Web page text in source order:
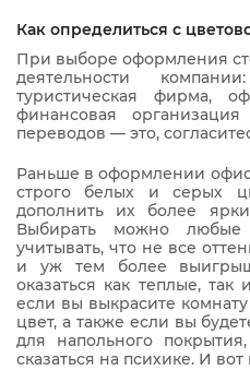
Как определиться с
При выборе оформления
деятельности
туристическая фирма,
финансовая
переводов — это,
Раньше в оформлении
строго белых и серых
дополнить их более
Выбирать можно
учитывать, что не все
и уж тем более
оказаться как теплые,
если вы выкрасите
цвет, а также если вы
для напольного
сказаться на психике. И